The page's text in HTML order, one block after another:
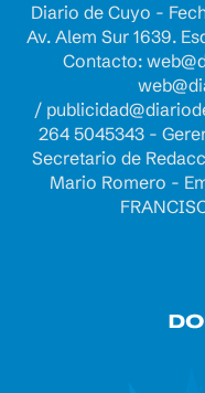
Diario de Cuyo -
Av. Alem Sur 1639.
Contacto:
/
264 5045343 -
Secretario de
Mario Romero -